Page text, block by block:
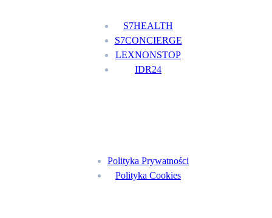
S7HEALTH
S7CONCIERGE
LEXNONSTOP
IDR24
Polityka Prywatności
Polityka Cookies